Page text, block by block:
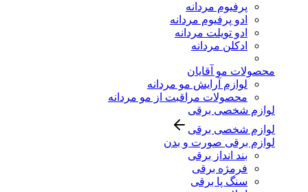
پرفیوم مردانه
ادو پرفیوم مردانه
ادو تویلت مردانه
ادکلن مردانه
محصولات مو آقایان
لوازم آرایش مو مردانه
محصولات مراقبت از مو مردانه
لوازم شخصی برقی
لوازم شخصی برقی
لوازم برقی صورت و بدن
بند انداز برقی
فرمژه برقی
سنگ پا برقی